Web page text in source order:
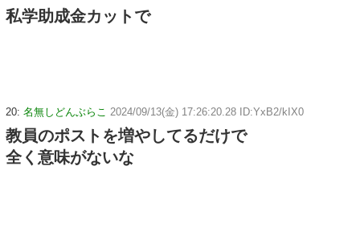
私学助成金カットで
20: 名無しどんぶらこ 2024/09/13(金) 17:26:20.28 ID:YxB2/kIX0
教員のポストを増やしてるだけで
全く意味がないな